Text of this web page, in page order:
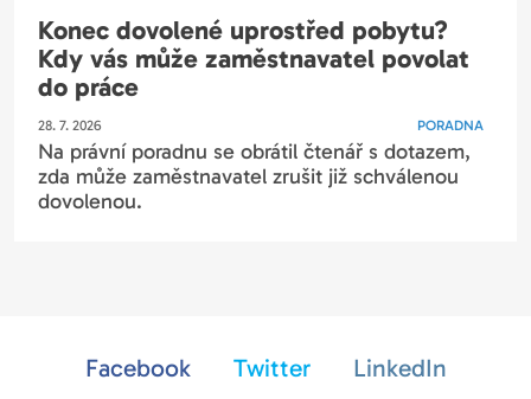
Konec dovolené uprostřed pobytu?
Kdy vás může zaměstnavatel povolat
do práce
28. 7. 2026 PORADNA
Na právní poradnu se obrátil čtenář s dotazem,
zda může zaměstnavatel zrušit již schválenou
dovolenou.
Facebook Twitter LinkedIn